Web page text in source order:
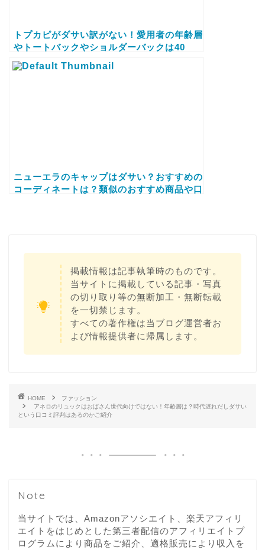
トプカピがダサい訳がない！愛用者の年齢層
やトートバックやショルダーバックは40
代、50代にもおすすめか口コミ評判をブロ
グでレビュー
ニューエラのキャップはダサい？おすすめの
コーディネートは？類似のおすすめ商品や口
掲載情報は記事執筆時のものです。
当サイトに掲載している記事・写真
の切り取り等の無断加工・無断転載
を一切禁じます。
すべての著作権は当ブログ運営者お
よび情報提供者に帰属します。
HOME
ファッション
アネロのリュックはおばさん世代向けではない！年齢層は？時代遅れだしダサい
という口コミ評判はあるのかご紹介
Note
当サイトでは、Amazonアソシエイト、楽天アフィリ
エイトをはじめとした第三者配信のアフィリエイトプ
ログラムにより商品をご紹介、適格販売により収入を